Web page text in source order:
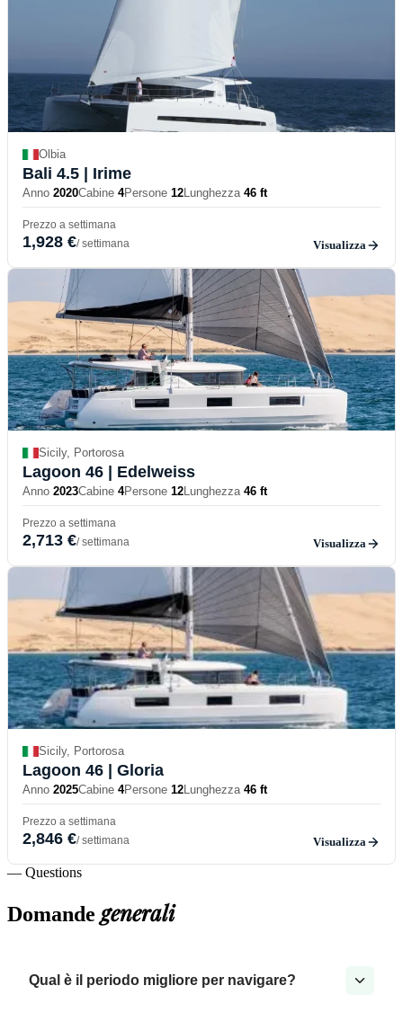
Olbia
Bali 4.5 | Irime
Anno 2020Cabine 4Persone 12Lunghezza 46 ft
Prezzo a settimana
1,928 €/ settimana Visualizza
Sicily, Portorosa
Lagoon 46 | Edelweiss
Anno 2023Cabine 4Persone 12Lunghezza 46 ft
Prezzo a settimana
2,713 €/ settimana Visualizza
Sicily, Portorosa
Lagoon 46 | Gloria
Anno 2025Cabine 4Persone 12Lunghezza 46 ft
Prezzo a settimana
2,846 €/ settimana Visualizza
— Questions
Domandegenerali
Qual è il periodo migliore per navigare?